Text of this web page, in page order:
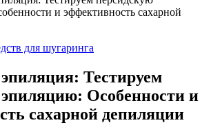
и эффективность сахарной
для шугаринга
Тестируем
Особенности и
сахарной депиляции